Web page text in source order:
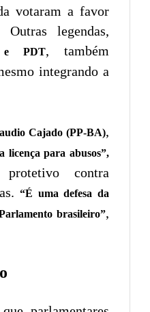
votaram a favor
legendas,
e PDT, também
integrando a
Cajado (PP-BA),
licença para abusos”,
contra
“É uma defesa da
brasileiro”,